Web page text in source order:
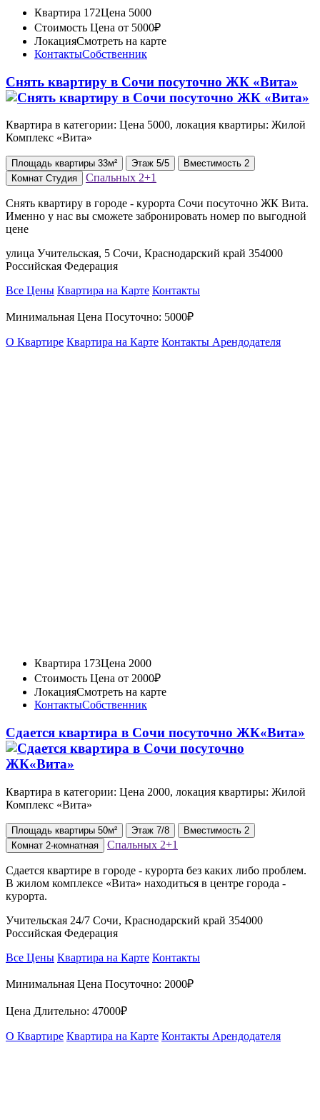
Квартира 172Цена 5000
Стоимость Цена от 5000₽
ЛокацияСмотреть на карте
КонтактыСобственник
Снять квартиру в Сочи посуточно ЖК «Вита»
Квартира в категории: Цена 5000, локация квартиры: Жилой
Комплекс «Вита»
Площадь квартиры 33м² Этаж 5/5 Вместимость 2
Комнат Студия Спальных 2+1
Снять квартиру в городе - курорта Сочи посуточно ЖК Вита.
Именно у нас вы сможете забронировать номер по выгодной
цене
улица Учительская, 5 Сочи, Краснодарский край 354000
Российская Федерация
Все Цены Квартира на Карте Контакты
Минимальная Цена Посуточно: 5000₽
О Квартире Квартира на Карте Контакты Арендодателя
Квартира 173Цена 2000
Стоимость Цена от 2000₽
ЛокацияСмотреть на карте
КонтактыСобственник
Сдается квартира в Сочи посуточно ЖК«Вита»
Квартира в категории: Цена 2000, локация квартиры: Жилой
Комплекс «Вита»
Площадь квартиры 50м² Этаж 7/8 Вместимость 2
Комнат 2-комнатная Спальных 2+1
Сдается квартире в городе - курорта без каких либо проблем.
В жилом комплексе «Вита» находиться в центре города -
курорта.
Учительская 24/7 Сочи, Краснодарский край 354000
Российская Федерация
Все Цены Квартира на Карте Контакты
Минимальная Цена Посуточно: 2000₽
Цена Длительно: 47000₽
О Квартире Квартира на Карте Контакты Арендодателя